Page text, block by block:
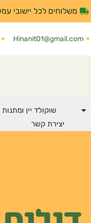
משלוחים לכל יישובי
Hinanit01@gmail.com
שוקולד יין ומתנות
יצירת קשר